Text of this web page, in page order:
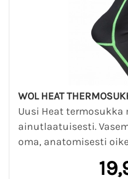
WOL HEAT
Uusi Heat termosukka
ainutlaatuisesti.
oma, anatomisesti